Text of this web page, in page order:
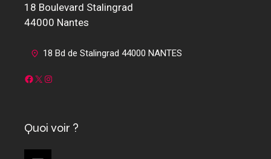
18 Boulevard Stalingrad
44000 Nantes
18 Bd de Stalingrad 44000 NANTES
Facebook
X Instagram
Quoi voir ?